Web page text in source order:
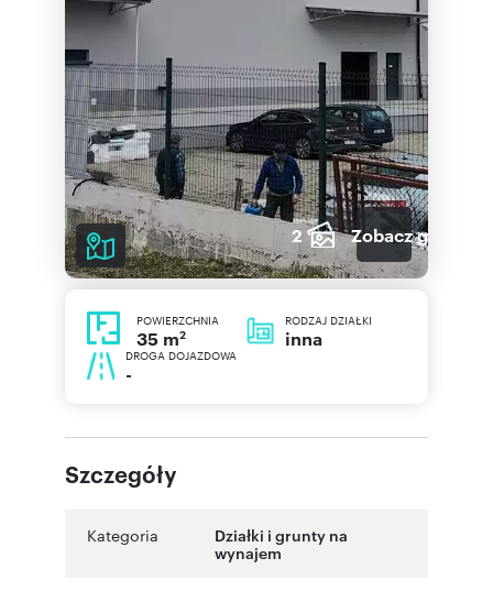
2 Zobacz galerię
POWIERZCHNIA
35 m2
RODZAJ DZIAŁKI
inna
DROGA DOJAZDOWA
-
Szczegóły
Kategoria
Działki i grunty na
wynajem